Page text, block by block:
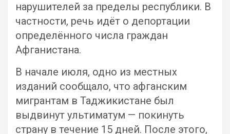
нарушителей за пределы республики. В
частности, речь идёт о депортации
определённого числа граждан
Афганистана.
В начале июля, одно из местных
изданий сообщало, что афганским
мигрантам в Таджикистане был
выдвинут ультиматум — покинуть
страну в течение 15 дней. После этого,